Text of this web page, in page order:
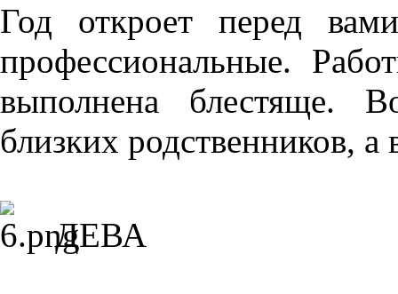
Год откроет перед
профессиональные.
выполнена блестяще.
близких родственников,
ДЕВА